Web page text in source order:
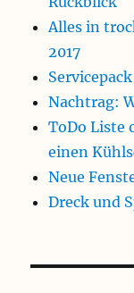
Alles in
2017
Nachtrag:
ToDo Liste
einen
Neue
Dreck und